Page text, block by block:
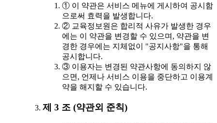
① 이 약관은 서비스 메뉴에 게시하여 공시함
으로써 효력을 발생합니다.
② 교육정보원은 합리적 사유가 발생한 경우
에는 이 약관을 변경할 수 있으며, 약관을 변
경한 경우에는 지체없이 "공지사항"을 통해
공시합니다.
③ 이용자는 변경된 약관사항에 동의하지 않
으면, 언제나 서비스 이용을 중단하고 이용계
약을 해지할 수 있습니다.
제 3 조 (약관외 준칙)